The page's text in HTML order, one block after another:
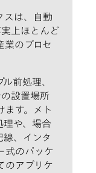
スは、自動
実上ほとんど
業のプロセ
前処理、
の設置場所
ます。メト
理や、場合
線、インタ
式のパッケ
のアプリケ